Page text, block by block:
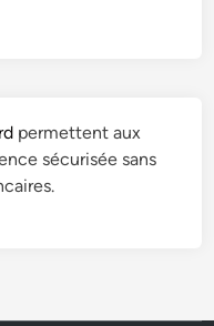
permettent aux
sécurisée sans